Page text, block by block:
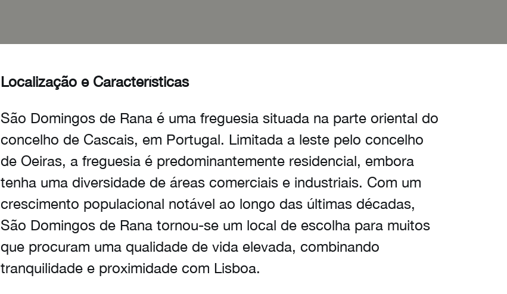
Localização e Características
São Domingos de Rana é uma freguesia situada na parte oriental do
concelho de Cascais, em Portugal. Limitada a leste pelo concelho
de Oeiras, a freguesia é predominantemente residencial, embora
tenha uma diversidade de áreas comerciais e industriais. Com um
crescimento populacional notável ao longo das últimas décadas,
São Domingos de Rana tornou-se um local de escolha para muitos
que procuram uma qualidade de vida elevada, combinando
tranquilidade e proximidade com Lisboa.